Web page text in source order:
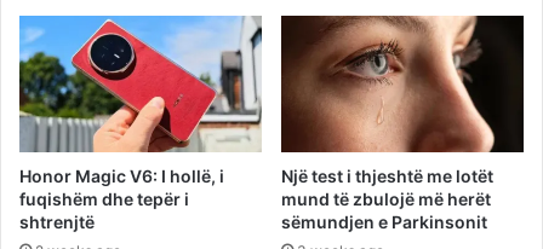
Honor Magic V6: I hollë, i
fuqishëm dhe tepër i
shtrenjtë
Një test i thjeshtë me lotët
mund të zbulojë më herët
sëmundjen e Parkinsonit